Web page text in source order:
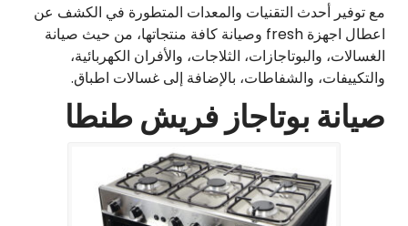
مع توفير أحدث التقنيات والمعدات المتطورة في الكشف عن
اعطال اجهزة fresh وصيانة كافة منتجاتها، من حيث صيانة
الغسالات، والبوتاجازات، الثلاجات، والأفران الكهربائية،
والتكييفات، والشفاطات، بالإضافة إلى غسالات اطباق.
صيانة بوتاجاز فريش طنطا